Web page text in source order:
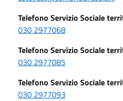
Telefono Servizio Sociale
030 2977068
Telefono Servizio Sociale
030 2977085
Telefono Servizio Sociale
030 2977093